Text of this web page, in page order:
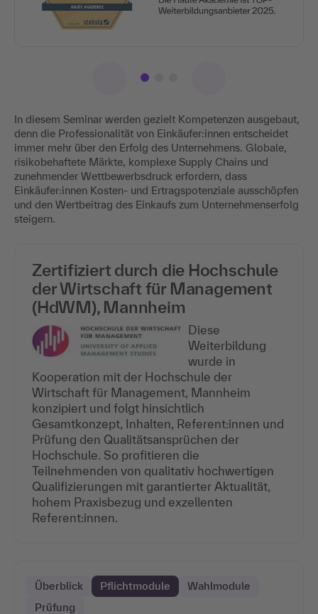
In diesem Seminar werden gezielt Kompetenzen ausgebaut,
denn die Professionalität von Einkäufer:innen entscheidet
immer mehr über den Erfolg des Unternehmens. Globale,
risikobehaftete Märkte, komplexe Supply Chains und
zunehmender Wettbewerbsdruck erfordern, dass
Einkäufer:innen Kosten- und Ertragspotenziale ausschöpfen
und den Wertbeitrag des Einkaufs zum Unternehmenserfolg
steigern.
Zertifiziert durch die Hochschule
der Wirtschaft für Management
(HdWM), Mannheim
Diese
Weiterbildung
wurde in
Kooperation mit der Hochschule der
Wirtschaft für Management, Mannheim
konzipiert und folgt hinsichtlich
Gesamtkonzept, Inhalten, Referent:innen und
Prüfung den Qualitätsansprüchen der
Hochschule. So profitieren die
Teilnehmenden von qualitativ hochwertigen
Qualifizierungen mit garantierter Aktualität,
hohem Praxisbezug und exzellenten
Referent:innen.
Überblick Pflichtmodule
Wahlmodule
Prüfung